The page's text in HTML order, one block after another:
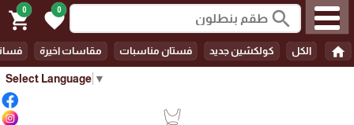
Select Language ▼
search
0
favorite
0
shopping_cart
home الكل كولكشين جديد فستان مناسبات مقاسات اخيرة